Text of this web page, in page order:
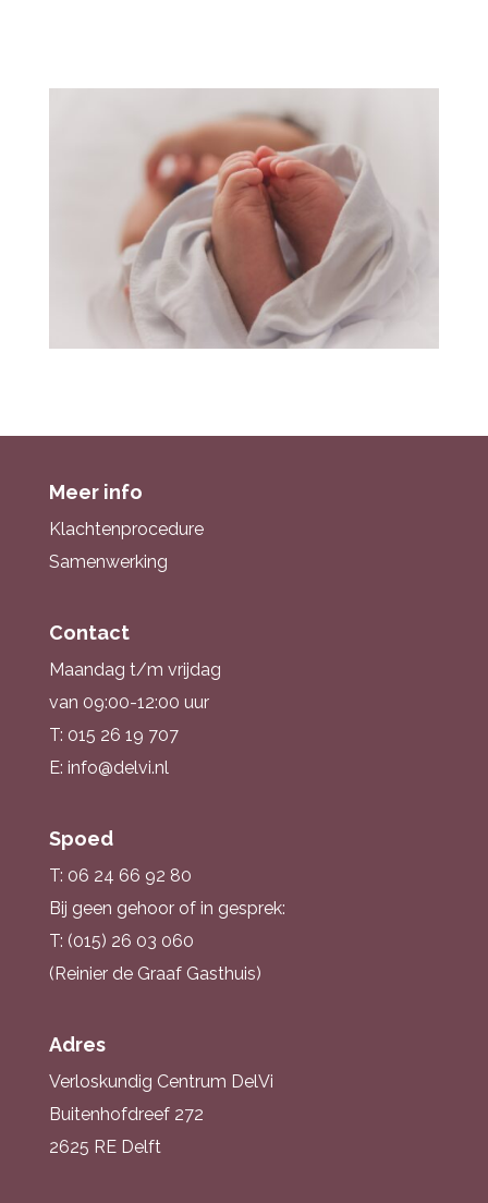
Meer info
Klachtenprocedure
Samenwerking
Contact
Maandag t/m vrijdag
van 09:00-12:00 uur
T: 015 26 19 707
E: info@delvi.nl
Spoed
T: 06 24 66 92 80
Bij geen gehoor of in gesprek:
T: (015) 26 03 060
(Reinier de Graaf Gasthuis)
Adres
Verloskundig Centrum DelVi
Buitenhofdreef 272
2625 RE Delft